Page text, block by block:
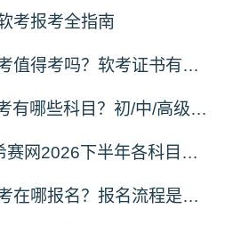
考报考全指南
2026年下半年软考值得考吗？软考证书有什么用？
2026年下半年软考有哪些科目？初/中/高级分别考什么？
软考备考资料：希赛网2026下半年各科目易混淆知识点汇总
2026年下半年软考在哪报名？报名流程是什么？